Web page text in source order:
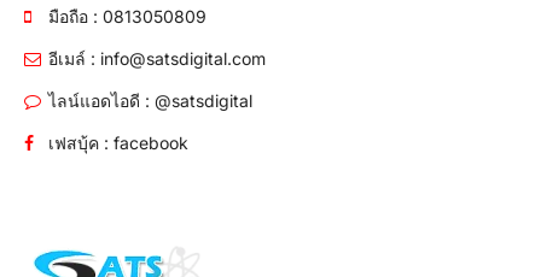
มือถือ : 0813050809
อีเมล์ : info@satsdigital.com
ไลน์แอดไอดี : @satsdigital
เฟสบุ้ค : facebook